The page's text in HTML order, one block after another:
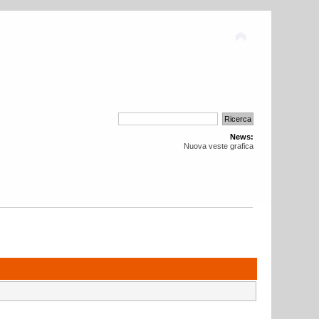
News:
Nuova veste grafica